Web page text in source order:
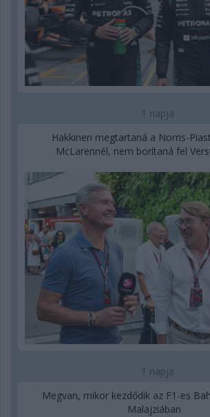
1 napja
Hakkinen megtartaná a Norris-
McLarennél, nem borítaná fel
1 napja
Megvan, mikor kezdődik az F1-es
Malajziában